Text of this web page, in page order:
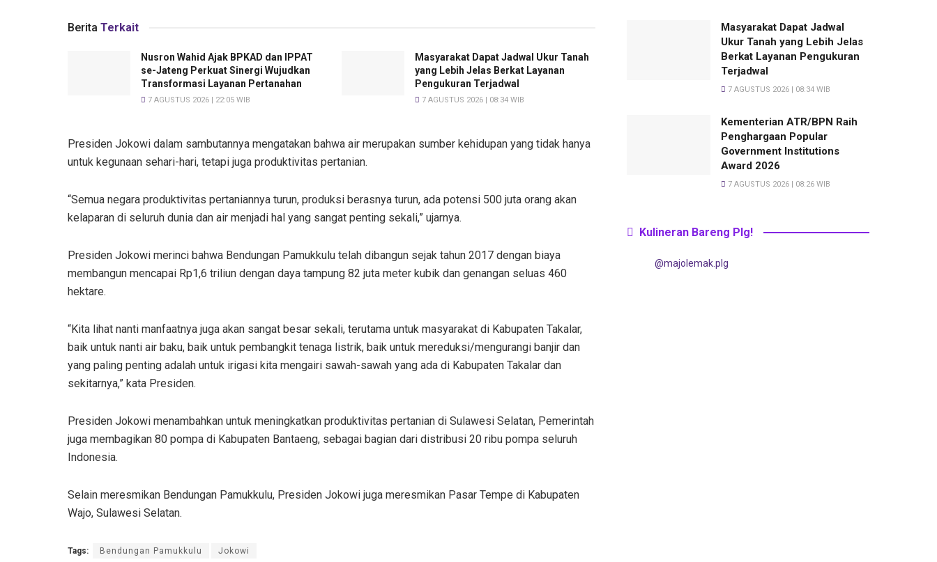
Berita Terkait
Nusron Wahid Ajak BPKAD dan IPPAT
se-Jateng Perkuat Sinergi Wujudkan
Transformasi Layanan Pertanahan
7 AGUSTUS 2026 | 22:05 WIB
Masyarakat Dapat Jadwal Ukur Tanah
yang Lebih Jelas Berkat Layanan
Pengukuran Terjadwal
7 AGUSTUS 2026 | 08:34 WIB
Presiden Jokowi dalam sambutannya mengatakan bahwa air merupakan sumber kehidupan yang tidak hanya
untuk kegunaan sehari-hari, tetapi juga produktivitas pertanian.
“Semua negara produktivitas pertaniannya turun, produksi berasnya turun, ada potensi 500 juta orang akan
kelaparan di seluruh dunia dan air menjadi hal yang sangat penting sekali,” ujarnya.
Presiden Jokowi merinci bahwa Bendungan Pamukkulu telah dibangun sejak tahun 2017 dengan biaya
membangun mencapai Rp1,6 triliun dengan daya tampung 82 juta meter kubik dan genangan seluas 460
hektare.
“Kita lihat nanti manfaatnya juga akan sangat besar sekali, terutama untuk masyarakat di Kabupaten Takalar,
baik untuk nanti air baku, baik untuk pembangkit tenaga listrik, baik untuk mereduksi/mengurangi banjir dan
yang paling penting adalah untuk irigasi kita mengairi sawah-sawah yang ada di Kabupaten Takalar dan
sekitarnya,” kata Presiden.
Presiden Jokowi menambahkan untuk meningkatkan produktivitas pertanian di Sulawesi Selatan, Pemerintah
juga membagikan 80 pompa di Kabupaten Bantaeng, sebagai bagian dari distribusi 20 ribu pompa seluruh
Indonesia.
Selain meresmikan Bendungan Pamukkulu, Presiden Jokowi juga meresmikan Pasar Tempe di Kabupaten
Wajo, Sulawesi Selatan.
Tags: Bendungan Pamukkulu Jokowi
Masyarakat Dapat Jadwal
Ukur Tanah yang Lebih Jelas
Berkat Layanan Pengukuran
Terjadwal
7 AGUSTUS 2026 | 08:34 WIB
Kementerian ATR/BPN Raih
Penghargaan Popular
Government Institutions
Award 2026
7 AGUSTUS 2026 | 08:26 WIB
Kulineran Bareng Plg!
@majolemak.plg